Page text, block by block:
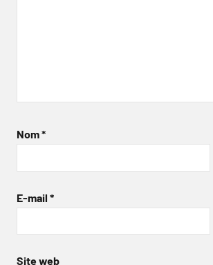
Nom*
E-mail *
Site web